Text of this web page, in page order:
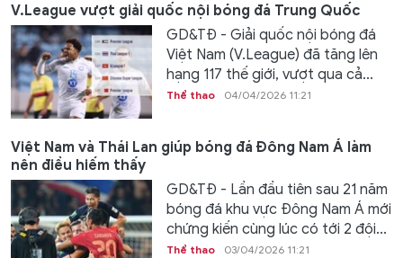
V.League vượt giải quốc nội bóng đá Trung Quốc
GD&TĐ - Giải quốc nội bóng đá
Việt Nam (V.League) đã tăng lên
hạng 117 thế giới, vượt qua cả...
Thể thao 04/04/2026 11:21
Việt Nam và Thái Lan giúp bóng đá Đông Nam Á làm
nên điều hiếm thấy
GD&TĐ - Lần đầu tiên sau 21 năm
bóng đá khu vực Đông Nam Á mới
chứng kiến cùng lúc có tới 2 đội...
Thể thao 03/04/2026 11:21